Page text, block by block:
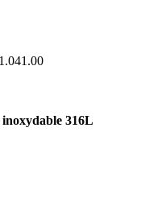
inoxydable 316L